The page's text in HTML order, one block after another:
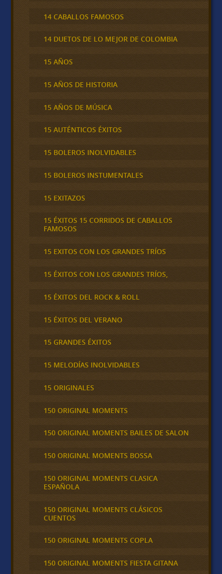
14 CABALLOS FAMOSOS
14 DUETOS DE LO MEJOR DE COLOMBIA
15 AÑOS
15 AÑOS DE HISTORIA
15 AÑOS DE MÚSICA
15 AUTÉNTICOS ÉXITOS
15 BOLEROS INOLVIDABLES
15 BOLEROS INSTUMENTALES
15 EXITAZOS
15 ÉXITOS 15 CORRIDOS DE CABALLOS
FAMOSOS
15 EXITOS CON LOS GRANDES TRÍOS
15 ÉXITOS CON LOS GRANDES TRÍOS,
15 ÉXITOS DEL ROCK & ROLL
15 ÉXITOS DEL VERANO
15 GRANDES ÉXITOS
15 MELODÍAS INOLVIDABLES
15 ORIGINALES
150 ORIGINAL MOMENTS
150 ORIGINAL MOMENTS BAILES DE SALON
150 ORIGINAL MOMENTS BOSSA
150 ORIGINAL MOMENTS CLASICA
ESPAÑOLA
150 ORIGINAL MOMENTS CLÁSICOS
CUENTOS
150 ORIGINAL MOMENTS COPLA
150 ORIGINAL MOMENTS FIESTA GITANA